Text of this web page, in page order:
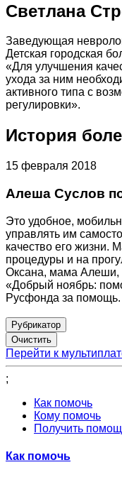
Светлана
Заведующая
Детская городская
«Для улучшения
ухода за ним
активного типа с
регулировки».
История
15 февраля 2018
Алеша Суслов
Это удобное,
управлять им
качество его жизни.
процедуры и на
Оксана, мама Алеши,
«Добрый ноябрь:
Русфонда за помощь.
Рубрикатор
Перейти к
;
Как помочь
Кому помочь
Получить
Как помочь